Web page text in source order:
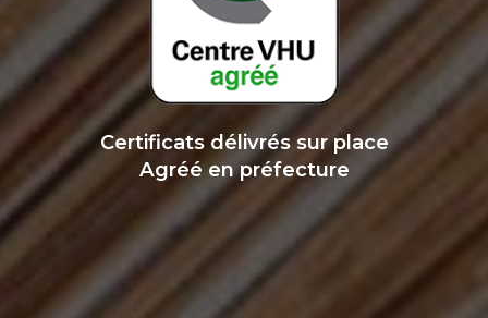
Certificats délivrés sur place
Agréé en préfecture